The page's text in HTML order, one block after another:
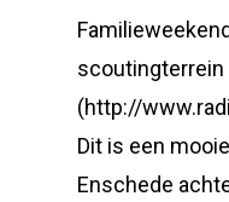
scoutingterrein
(http://
Dit is een
Enschede